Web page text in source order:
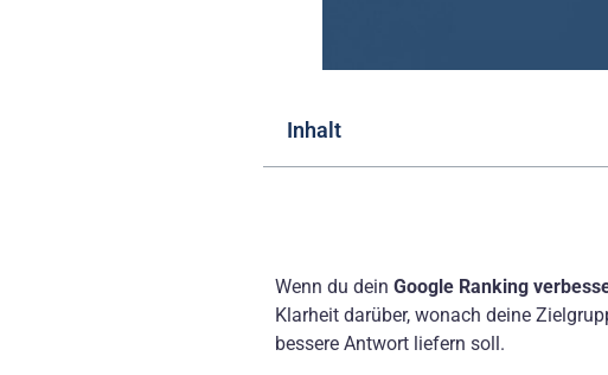
Inhalt
Wenn du dein Google Ranking
Klarheit darüber, wonach deine
bessere Antwort liefern soll.